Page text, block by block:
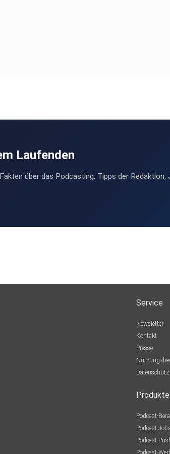
Laufenden
über das Podcasting, Tipps der Redaktion,
Service
Newsletter
Kontakt
Presse
Datenschutz
Produkte
Podcast-
Podcast-Jobs
Podcast-
Podcast-